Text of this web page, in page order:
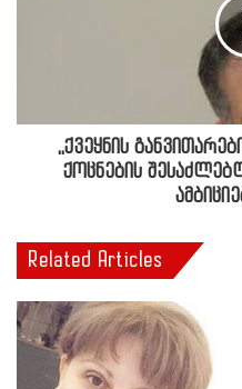
,,ქვეყნის
ქოცნების
Related Articles